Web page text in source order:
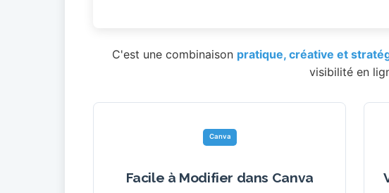
C'est une combinaison pratique, créative et
visibilité en
Canva
Facile à Modifier dans Canva